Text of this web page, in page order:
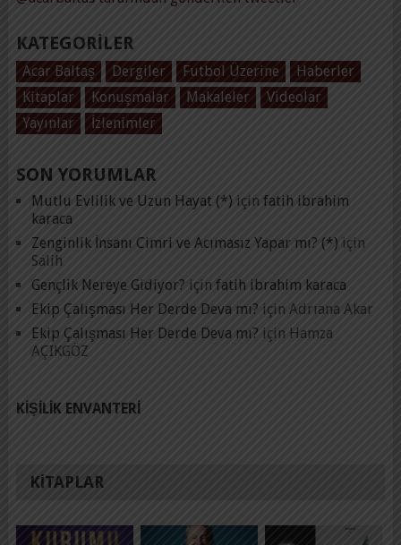
KATEGORILER
Acar Baltaş Dergiler Futbol Üzerine
Haberler
Kitaplar
Konuşmalar Makaleler
Videolar
Yayınlar
İzlenimler
SON YORUMLAR
Mutlu Evlilik ve Uzun Hayat (*) için fatih ibrahim
karaca
Zenginlik İnsanı Cimri ve Acımasız Yapar mı? (*) için
Salih
Gençlik Nereye Gidiyor? için fatih ibrahim karaca
Ekip Çalışması Her Derde Deva mı? için Adrıana Akar
Ekip Çalışması Her Derde Deva mı? için Hamza
AÇIKGÖZ
KIŞILIK ENVANTERI
KITAPLAR